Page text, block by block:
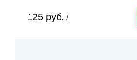
125 руб. /